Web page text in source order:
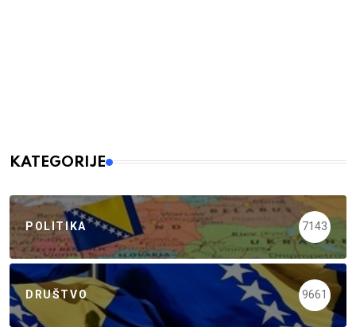
KATEGORIJE
POLITIKA 7143
DRUŠTVO 9661